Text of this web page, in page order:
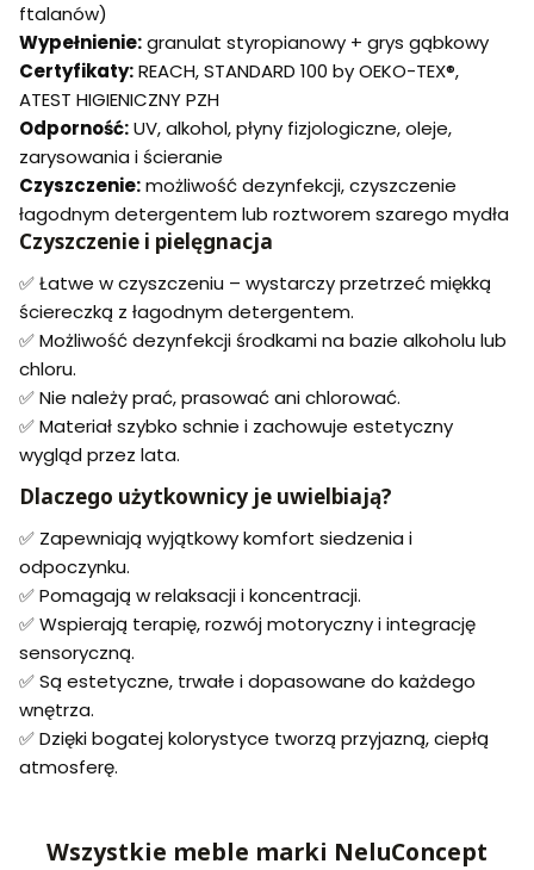
ftalanów)
Wypełnienie:granulat styropianowy + grys gąbkowy
Certyfikaty:REACH, STANDARD 100 by OEKO-TEX®,
ATEST HIGIENICZNY PZH
Odporność:UV, alkohol, płyny fizjologiczne, oleje,
zarysowania i ścieranie
Czyszczenie:możliwość dezynfekcji, czyszczenie
łagodnym detergentem lub roztworem szarego mydła
Czyszczenie i pielęgnacja
✅ Łatwe w czyszczeniu – wystarczy przetrzeć miękką
ściereczką z łagodnym detergentem.
✅ Możliwość dezynfekcji środkami na bazie alkoholu lub
chloru.
✅ Nie należy prać, prasować ani chlorować.
✅ Materiał szybko schnie i zachowuje estetyczny
wygląd przez lata.
Dlaczego użytkownicy je uwielbiają?
✅ Zapewniają wyjątkowy komfort siedzenia i
odpoczynku.
✅ Pomagają w relaksacji i koncentracji.
✅ Wspierają terapię, rozwój motoryczny i integrację
sensoryczną.
✅ Są estetyczne, trwałe i dopasowane do każdego
wnętrza.
✅ Dzięki bogatej kolorystyce tworzą przyjazną, ciepłą
atmosferę.
Wszystkie meble marki NeluConcept